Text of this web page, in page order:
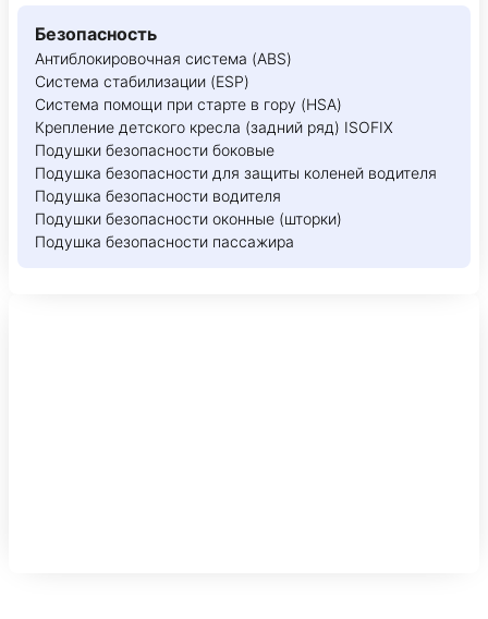
Безопасность
Антиблокировочная система (ABS)
Система стабилизации (ESP)
Система помощи при старте в гору (HSA)
Крепление детского кресла (задний ряд) ISOFIX
Подушки безопасности боковые
Подушка безопасности для защиты коленей водителя
Подушка безопасности водителя
Подушки безопасности оконные (шторки)
Подушка безопасности пассажира